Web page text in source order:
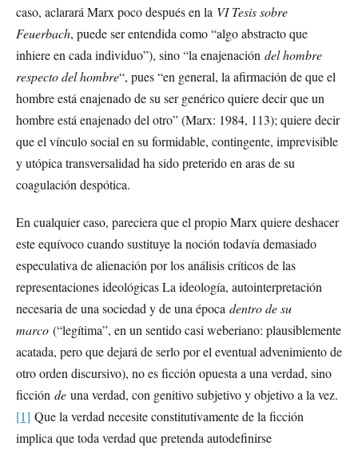
caso, aclarará Marx poco después en la VI Tesis sobre
Feuerbach, puede ser entendida como “algo abstracto que
inhiere en cada individuo”), sino “la enajenación del hombre
respecto del hombre“, pues “en general, la afirmación de que el
hombre está enajenado de su ser genérico quiere decir que un
hombre está enajenado del otro” (Marx: 1984, 113); quiere decir
que el vínculo social en su formidable, contingente, imprevisible
y utópica transversalidad ha sido preterido en aras de su
coagulación despótica.
En cualquier caso, pareciera que el propio Marx quiere deshacer
este equívoco cuando sustituye la noción todavía demasiado
especulativa de alienación por los análisis críticos de las
representaciones ideológicas La ideología, autointerpretación
necesaria de una sociedad y de una época dentro de su
marco (“legítima”, en un sentido casi weberiano: plausiblemente
acatada, pero que dejará de serlo por el eventual advenimiento de
otro orden discursivo), no es ficción opuesta a una verdad, sino
ficción de una verdad, con genitivo subjetivo y objetivo a la vez.
[1] Que la verdad necesite constitutivamente de la ficción
implica que toda verdad que pretenda autodefinirse